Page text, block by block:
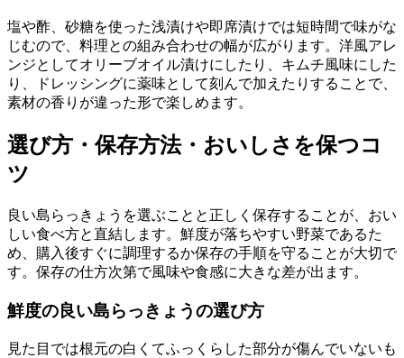
塩や酢、砂糖を使った浅漬けや即席漬けでは短時間で味がな
じむので、料理との組み合わせの幅が広がります。洋風アレ
ンジとしてオリーブオイル漬けにしたり、キムチ風味にした
り、ドレッシングに薬味として刻んで加えたりすることで、
素材の香りが違った形で楽しめます。
選び方・保存方法・おいしさを保つコ
ツ
良い島らっきょうを選ぶことと正しく保存することが、おい
しい食べ方と直結します。鮮度が落ちやすい野菜であるた
め、購入後すぐに調理するか保存の手順を守ることが大切で
す。保存の仕方次第で風味や食感に大きな差が出ます。
鮮度の良い島らっきょうの選び方
見た目では根元の白くてふっくらした部分が傷んでいないも